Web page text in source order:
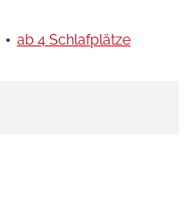
ab 4 Schlafplätze